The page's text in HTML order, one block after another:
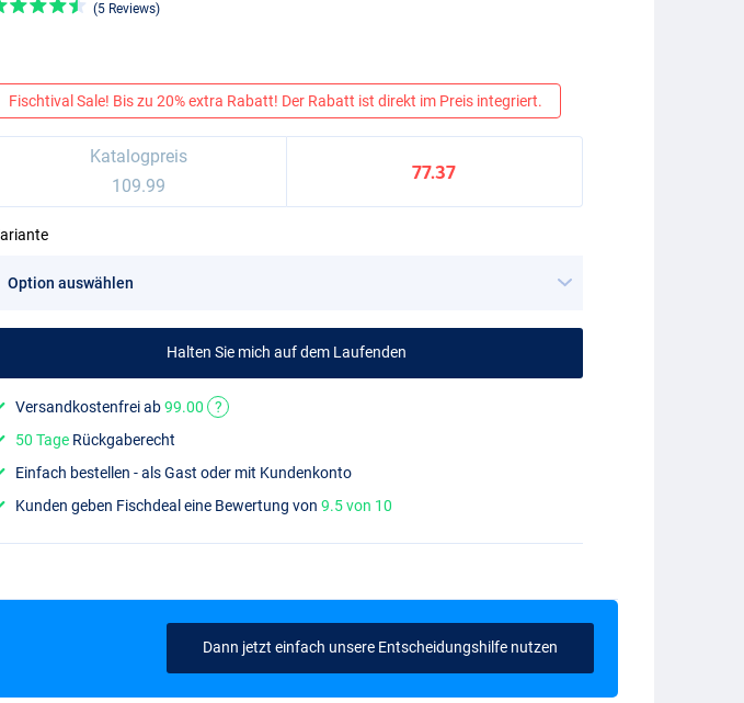
(5 Reviews)
Fischtival Sale! Bis zu 20% extra Rabatt! Der Rabatt ist direkt im Preis integriert.
Katalogpreis
109.99
77.37
Halten Sie mich auf dem Laufenden
Versandkostenfrei ab99.00
?
50 Tage Rückgaberecht
Einfach bestellen - als Gast oder mit Kundenkonto
Kunden geben Fischdeal eine Bewertung von9.5 von 10
Dann jetzt einfach unsere Entscheidungshilfe nutzen